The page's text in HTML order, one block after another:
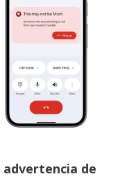
advertencia de